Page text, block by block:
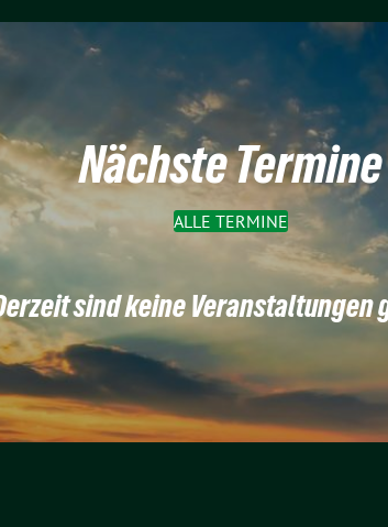
Nächste Termine
ALLE TERMINE
sind keine Veranstaltungen